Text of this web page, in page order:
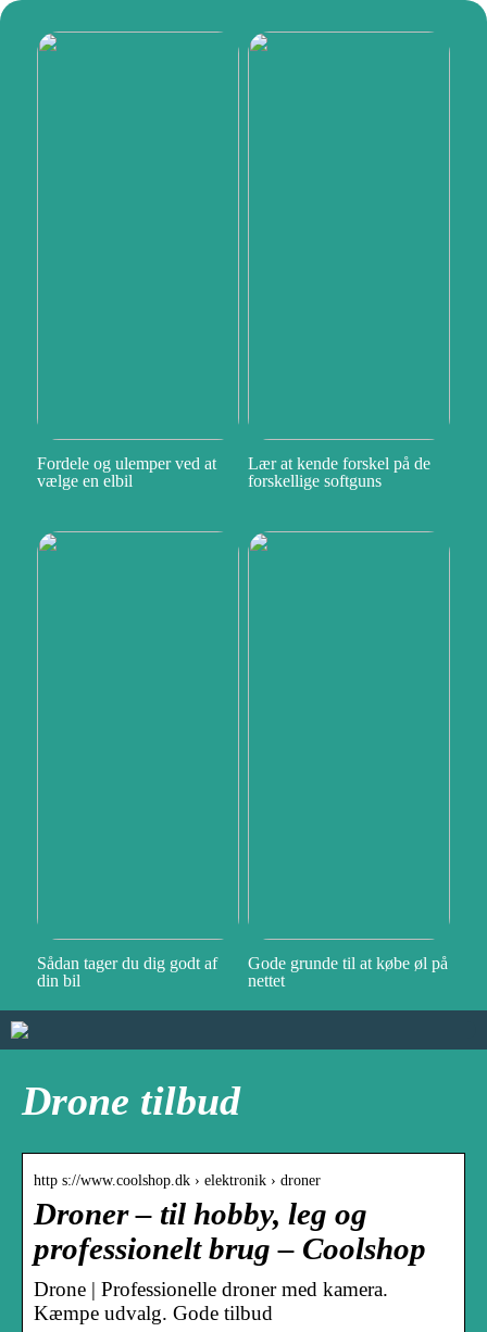
Fordele og ulemper ved at
vælge en elbil
Lær at kende forskel på de
forskellige softguns
Sådan tager du dig godt af
din bil
Gode grunde til at købe øl på
nettet
Drone tilbud
http s://www.coolshop.dk › elektronik › droner
Droner – til hobby, leg og
professionelt brug – Coolshop
Drone | Professionelle droner med kamera.
Kæmpe udvalg. Gode tilbud